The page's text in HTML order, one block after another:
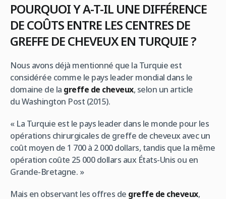
POURQUOI Y A-T-IL UNE DIFFÉRENCE
DE COÛTS ENTRE LES CENTRES DE
GREFFE DE CHEVEUX EN TURQUIE ?
Nous avons déjà mentionné que la Turquie est
considérée comme le pays leader mondial dans le
domaine de la greffe de cheveux, selon un article
duWashington Post (2015).
« La Turquie est le pays leader dans le monde pour les
opérations chirurgicales de greffe de cheveux avec un
coût moyen de 1 700 à 2 000 dollars, tandis que la même
opération coûte 25 000 dollars aux États-Unis ou en
Grande-Bretagne. »
Mais en observant les offres de greffe de cheveux,